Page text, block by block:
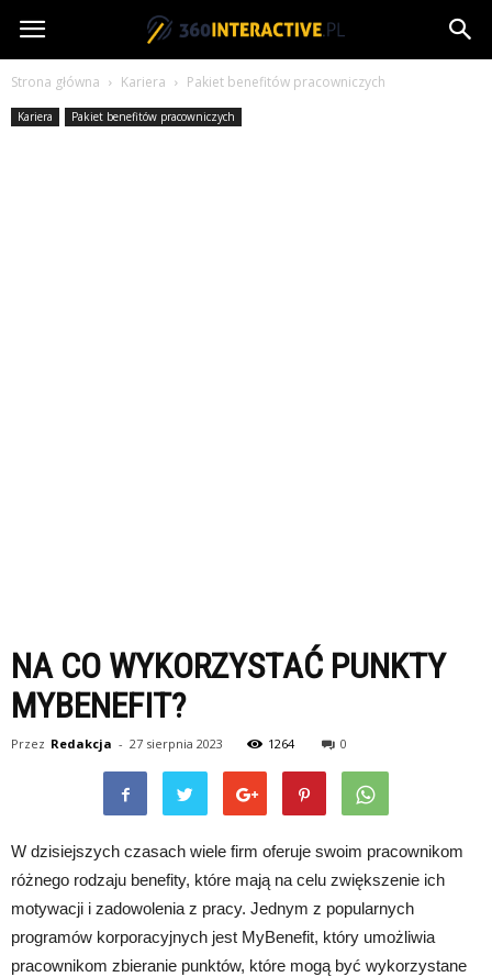
360interactive.pl
Strona główna Kariera Pakiet benefitów pracowniczych
Kariera Pakiet benefitów pracowniczych
NA CO WYKORZYSTAĆ PUNKTY
MYBENEFIT?
Przez Redakcja - 27 sierpnia 2023 1264 0
W dzisiejszych czasach wiele firm oferuje swoim pracownikom
różnego rodzaju benefity, które mają na celu zwiększenie ich
motywacji i zadowolenia z pracy. Jednym z popularnych
programów korporacyjnych jest MyBenefit, który umożliwia
pracownikom zbieranie punktów, które mogą być wykorzystane